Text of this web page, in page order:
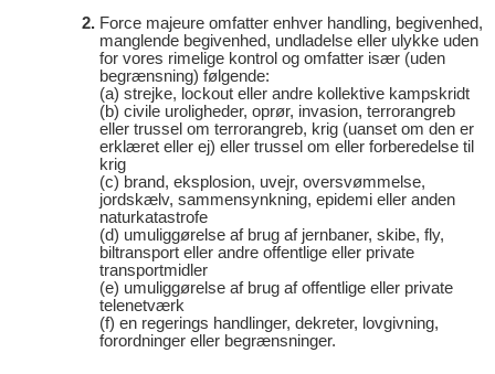
Force majeure omfatter enhver handling, begivenhed,
manglende begivenhed, undladelse eller ulykke uden
for vores rimelige kontrol og omfatter især (uden
begrænsning) følgende:
(a) strejke, lockout eller andre kollektive kampskridt
(b) civile uroligheder, oprør, invasion, terrorangreb
eller trussel om terrorangreb, krig (uanset om den er
erklæret eller ej) eller trussel om eller forberedelse til
krig
(c) brand, eksplosion, uvejr, oversvømmelse,
jordskælv, sammensynkning, epidemi eller anden
naturkatastrofe
(d) umuliggørelse af brug af jernbaner, skibe, fly,
biltransport eller andre offentlige eller private
transportmidler
(e) umuliggørelse af brug af offentlige eller private
telenetværk
(f) en regerings handlinger, dekreter, lovgivning,
forordninger eller begrænsninger.